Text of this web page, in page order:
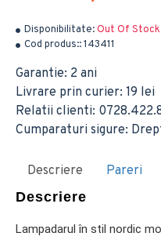
Disponibilitate:Out Of Stock
Cod produs::143411
Garantie: 2 ani
Livrare prin curier: 19 lei
Relatii clienti:
Cumparaturi sigure:
Descriere Pareri
Descriere
Lampadarul în stil nordic